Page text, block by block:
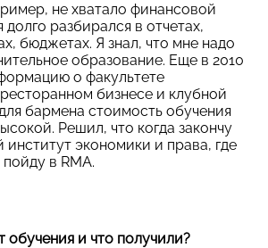
не хватало финансовой
долго разбирался в отчетах,
бюджетах. Я знал, что мне надо
образование. Еще в 2010
о факультете
бизнесе и клубной
бармена стоимость обучения
Решил, что когда закончу
экономики и права, где
в RMA.
обучения и что получили?